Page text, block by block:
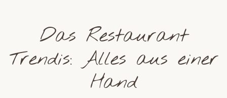
Das Restaurant
Trendis: Alles aus einer
Hand